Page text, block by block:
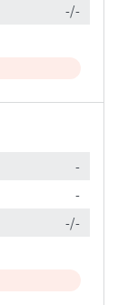
-/-
-
-
-/-